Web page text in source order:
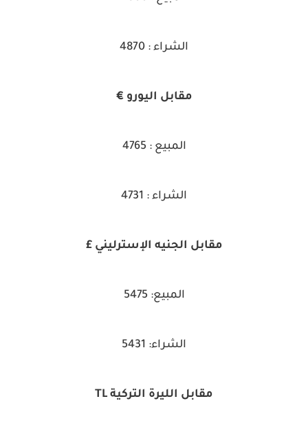
الشراء : 4870
مقابل اليورو €
المبيع : 4765
الشراء : 4731
مقابل الجنيه الإسترليني £
المبيع: 5475
الشراء: 5431
مقابل الليرة التركية TL